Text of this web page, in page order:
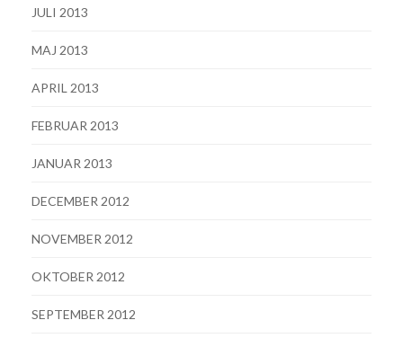
JULI 2013
MAJ 2013
APRIL 2013
FEBRUAR 2013
JANUAR 2013
DECEMBER 2012
NOVEMBER 2012
OKTOBER 2012
SEPTEMBER 2012